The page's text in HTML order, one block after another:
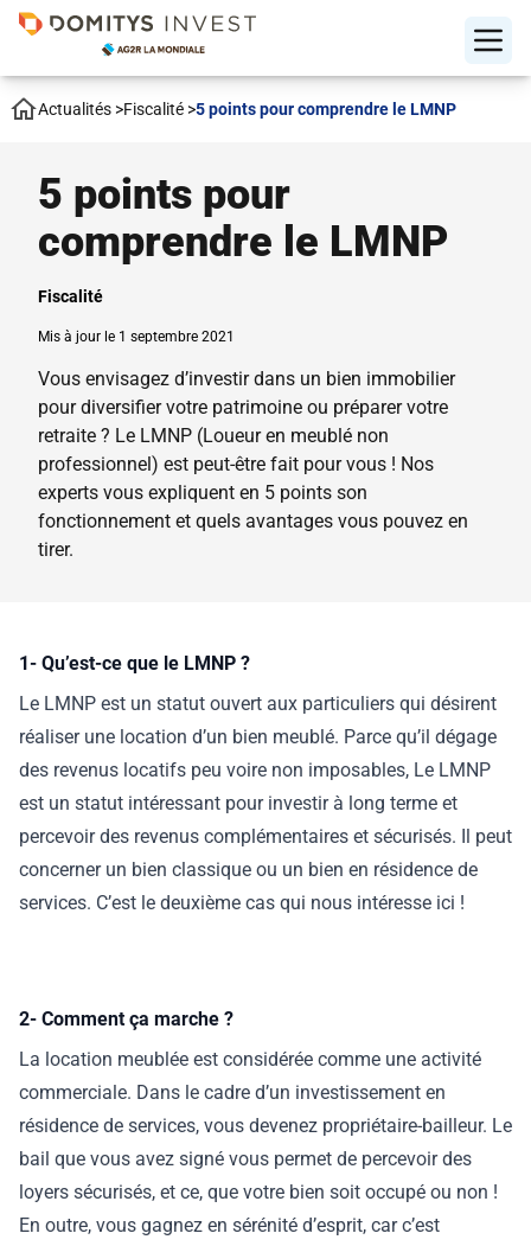
Actualités >Fiscalité >5 points pour comprendre le LMNP
5 points pour
comprendre le LMNP
Fiscalité
Mis à jour le 1 septembre 2021
Vous envisagez d’investir dans un bien immobilier
pour diversifier votre patrimoine ou préparer votre
retraite ? Le LMNP (Loueur en meublé non
professionnel) est peut-être fait pour vous ! Nos
experts vous expliquent en 5 points son
fonctionnement et quels avantages vous pouvez en
tirer.
1- Qu’est-ce que le LMNP ?
Le LMNP est un statut ouvert aux particuliers qui désirent
réaliser une location d’un bien meublé. Parce qu’il dégage
des revenus locatifs peu voire non imposables, Le LMNP
est un statut intéressant pour investir à long terme et
percevoir des revenus complémentaires et sécurisés. Il peut
concerner un bien classique ou un bien en résidence de
services. C’est le deuxième cas qui nous intéresse ici !
2- Comment ça marche ?
La location meublée est considérée comme une activité
commerciale. Dans le cadre d’un investissement en
résidence de services, vous devenez propriétaire-bailleur. Le
bail que vous avez signé vous permet de percevoir des
loyers sécurisés, et ce, que votre bien soit occupé ou non !
En outre, vous gagnez en sérénité d’esprit, car c’est